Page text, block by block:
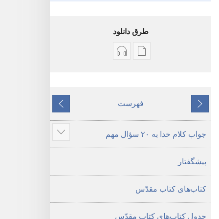
طرق دانلود
گزینۀ
مقدّس
—‏
ترجمهٔ
دنیای
گزینۀ
مقدّس
—‏
ترجمهٔ
جدید
قبلی
فهرست
بعدی
جواب کلام خدا به ۲۰ سؤال مهم
نمای
پیشگفتار
کتاب‌های کتاب مقدّس
جدول کتاب‌های کتاب مقدّس